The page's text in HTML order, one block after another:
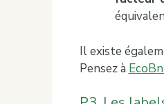
Il existe
Pensez à